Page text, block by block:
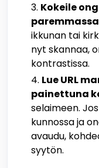
Kokeile
ikkunan tai
nyt skannaa,
kontrastissa.
Lue URL
painettuna
selaimeen.
kunnossa ja
avaudu,
syytön.